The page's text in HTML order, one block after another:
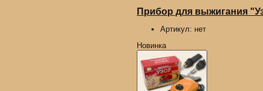
Прибор для выжигания
Артикул: нет
Новинка